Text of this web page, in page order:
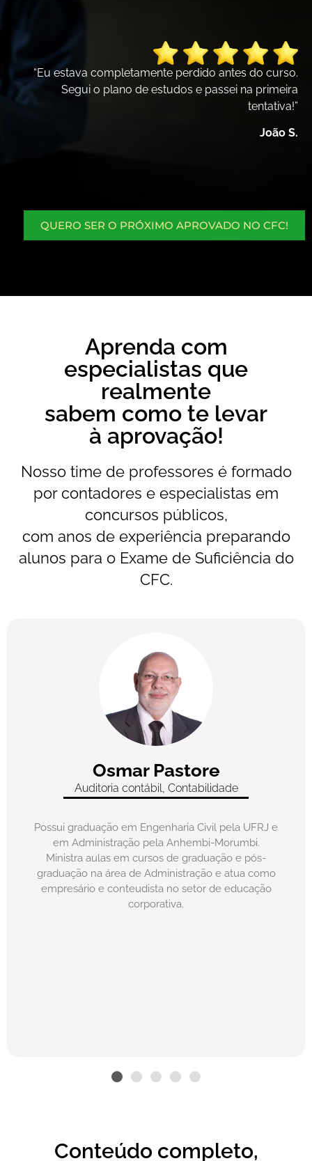
“Eu estava completamente perdido antes do curso.
Segui o plano de estudos e passei na primeira
tentativa!”​
João S.
QUERO SER O PRÓXIMO APROVADO NO CFC!
Aprenda com
especialistas que
realmente
sabem como te levar
à aprovação!
Nosso time de professores é formado
por contadores e especialistas em
concursos públicos,
com anos de experiência preparando
alunos para o Exame de Suficiência do
CFC.
Osmar Pastore
Auditoria contábil, Contabilidade
Possui graduação em Engenharia Civil pela UFRJ e
em Administração pela Anhembi-Morumbi.
Ministra aulas em cursos de graduação e pós-
graduação na área de Administração e atua como
empresário e conteudista no setor de educação
corporativa.​
Conteúdo completo,